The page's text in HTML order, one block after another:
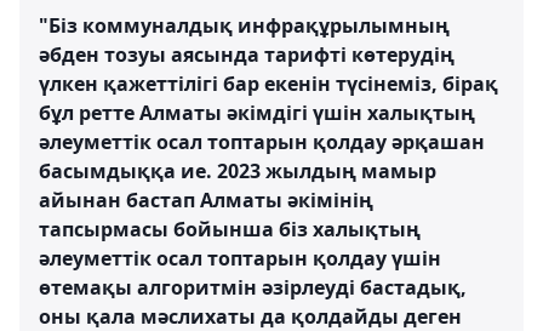
"Біз коммуналдық инфрақұрылымның
әбден тозуы аясында тарифті көтерудің
үлкен қажеттілігі бар екенін түсінеміз, бірақ
бұл ретте Алматы әкімдігі үшін халықтың
әлеуметтік осал топтарын қолдау әрқашан
басымдыққа ие. 2023 жылдың мамыр
айынан бастап Алматы әкімінің
тапсырмасы бойынша біз халықтың
әлеуметтік осал топтарын қолдау үшін
өтемақы алгоритмін әзірлеуді бастадық,
оны қала мәслихаты да қолдайды деген